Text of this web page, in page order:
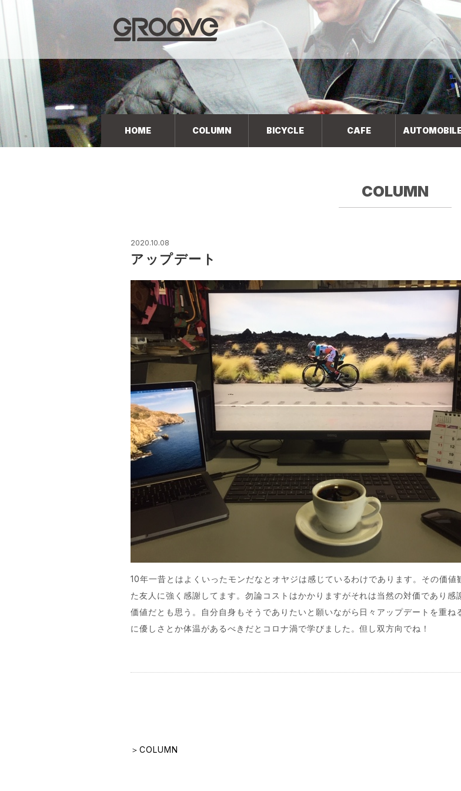
Groove 自転車 カフェ 輸入車・国産車のチューニン
グ/販売
HOME COLUMN BICYCLE CAFE
COLUMN
2020.10.08
アップデート
10年一昔とはよくいったモンだなとオヤジは感じているわけであります。その価
た友人に強く感謝してます。勿論コストはかかりますがそれは当然の対価であり
価値だとも思う。自分自身もそうでありたいと願いながら日々アップデートを重
に優しさとか体温があるべきだとコロナ渦で学びました。但し双方向でね！
＞COLUMN